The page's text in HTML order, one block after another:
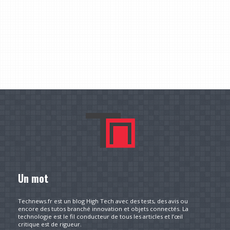
Un mot
Technews.fr est un blog High Tech avec des tests, des avis ou
encore des tutos branché innovation et objets connectés. La
technologie est le fil conducteur de tous les articles et l’œil
critique est de rigueur.